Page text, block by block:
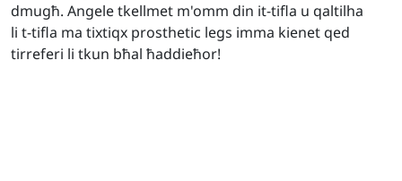
dmugħ. Angele tkellmet m'omm din it-tifla u qaltilha
li t-tifla ma tixtiqx prosthetic legs imma kienet qed
tirreferi li tkun bħal ħaddieħor!